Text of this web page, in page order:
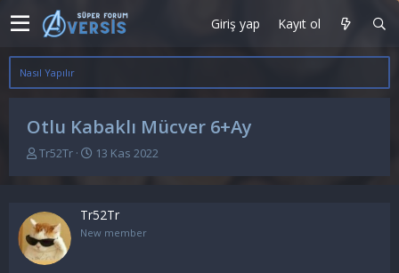
Giriş yap Kayıt ol
Nasıl Yapılır
Otlu Kabaklı Mücver 6+Ay
K
y
u
b
a
Tr52Tr
B
a
n
13 Kas 2022
Tr52Tr
New member